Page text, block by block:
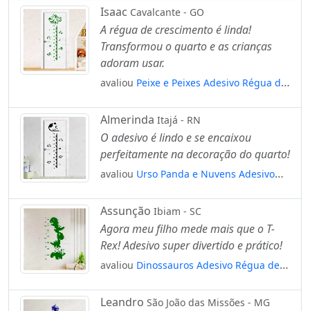
de Altura para Quarto, Porta e Parede
Mod:34
Isaac Cavalcante - GO
A régua de crescimento é linda!
Transformou o quarto e as crianças
adoram usar.
avaliou Peixe e Peixes Adesivo Régua de
para Quarto, Porta e Parede Mod:273
Almerinda Itajá - RN
O adesivo é lindo e se encaixou
perfeitamente na decoração do quarto!
avaliou Urso Panda e Nuvens Adesivo
de Altura para Quarto, Porta e Parede
Mod:106
Assunção Ibiam - SC
Agora meu filho mede mais que o T-
Rex! Adesivo super divertido e prático!
avaliou Dinossauros Adesivo Régua de
para Quarto, Porta e Parede Mod:19
Leandro São João das Missões - MG